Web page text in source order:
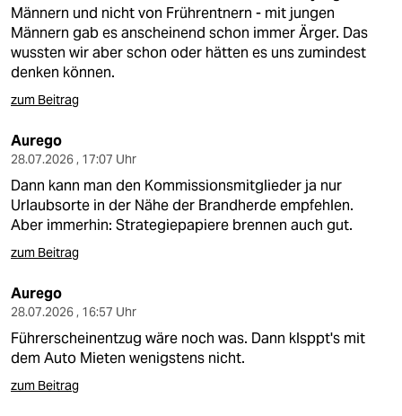
Männern und nicht von Frührentnern - mit jungen
Männern gab es anscheinend schon immer Ärger. Das
wussten wir aber schon oder hätten es uns zumindest
denken können.
zum Beitrag
Aurego
28.07.2026 , 17:07 Uhr
Dann kann man den Kommissionsmitglieder ja nur
Urlaubsorte in der Nähe der Brandherde empfehlen.
Aber immerhin: Strategiepapiere brennen auch gut.
zum Beitrag
Aurego
28.07.2026 , 16:57 Uhr
Führerscheinentzug wäre noch was. Dann klsppt's mit
dem Auto Mieten wenigstens nicht.
zum Beitrag